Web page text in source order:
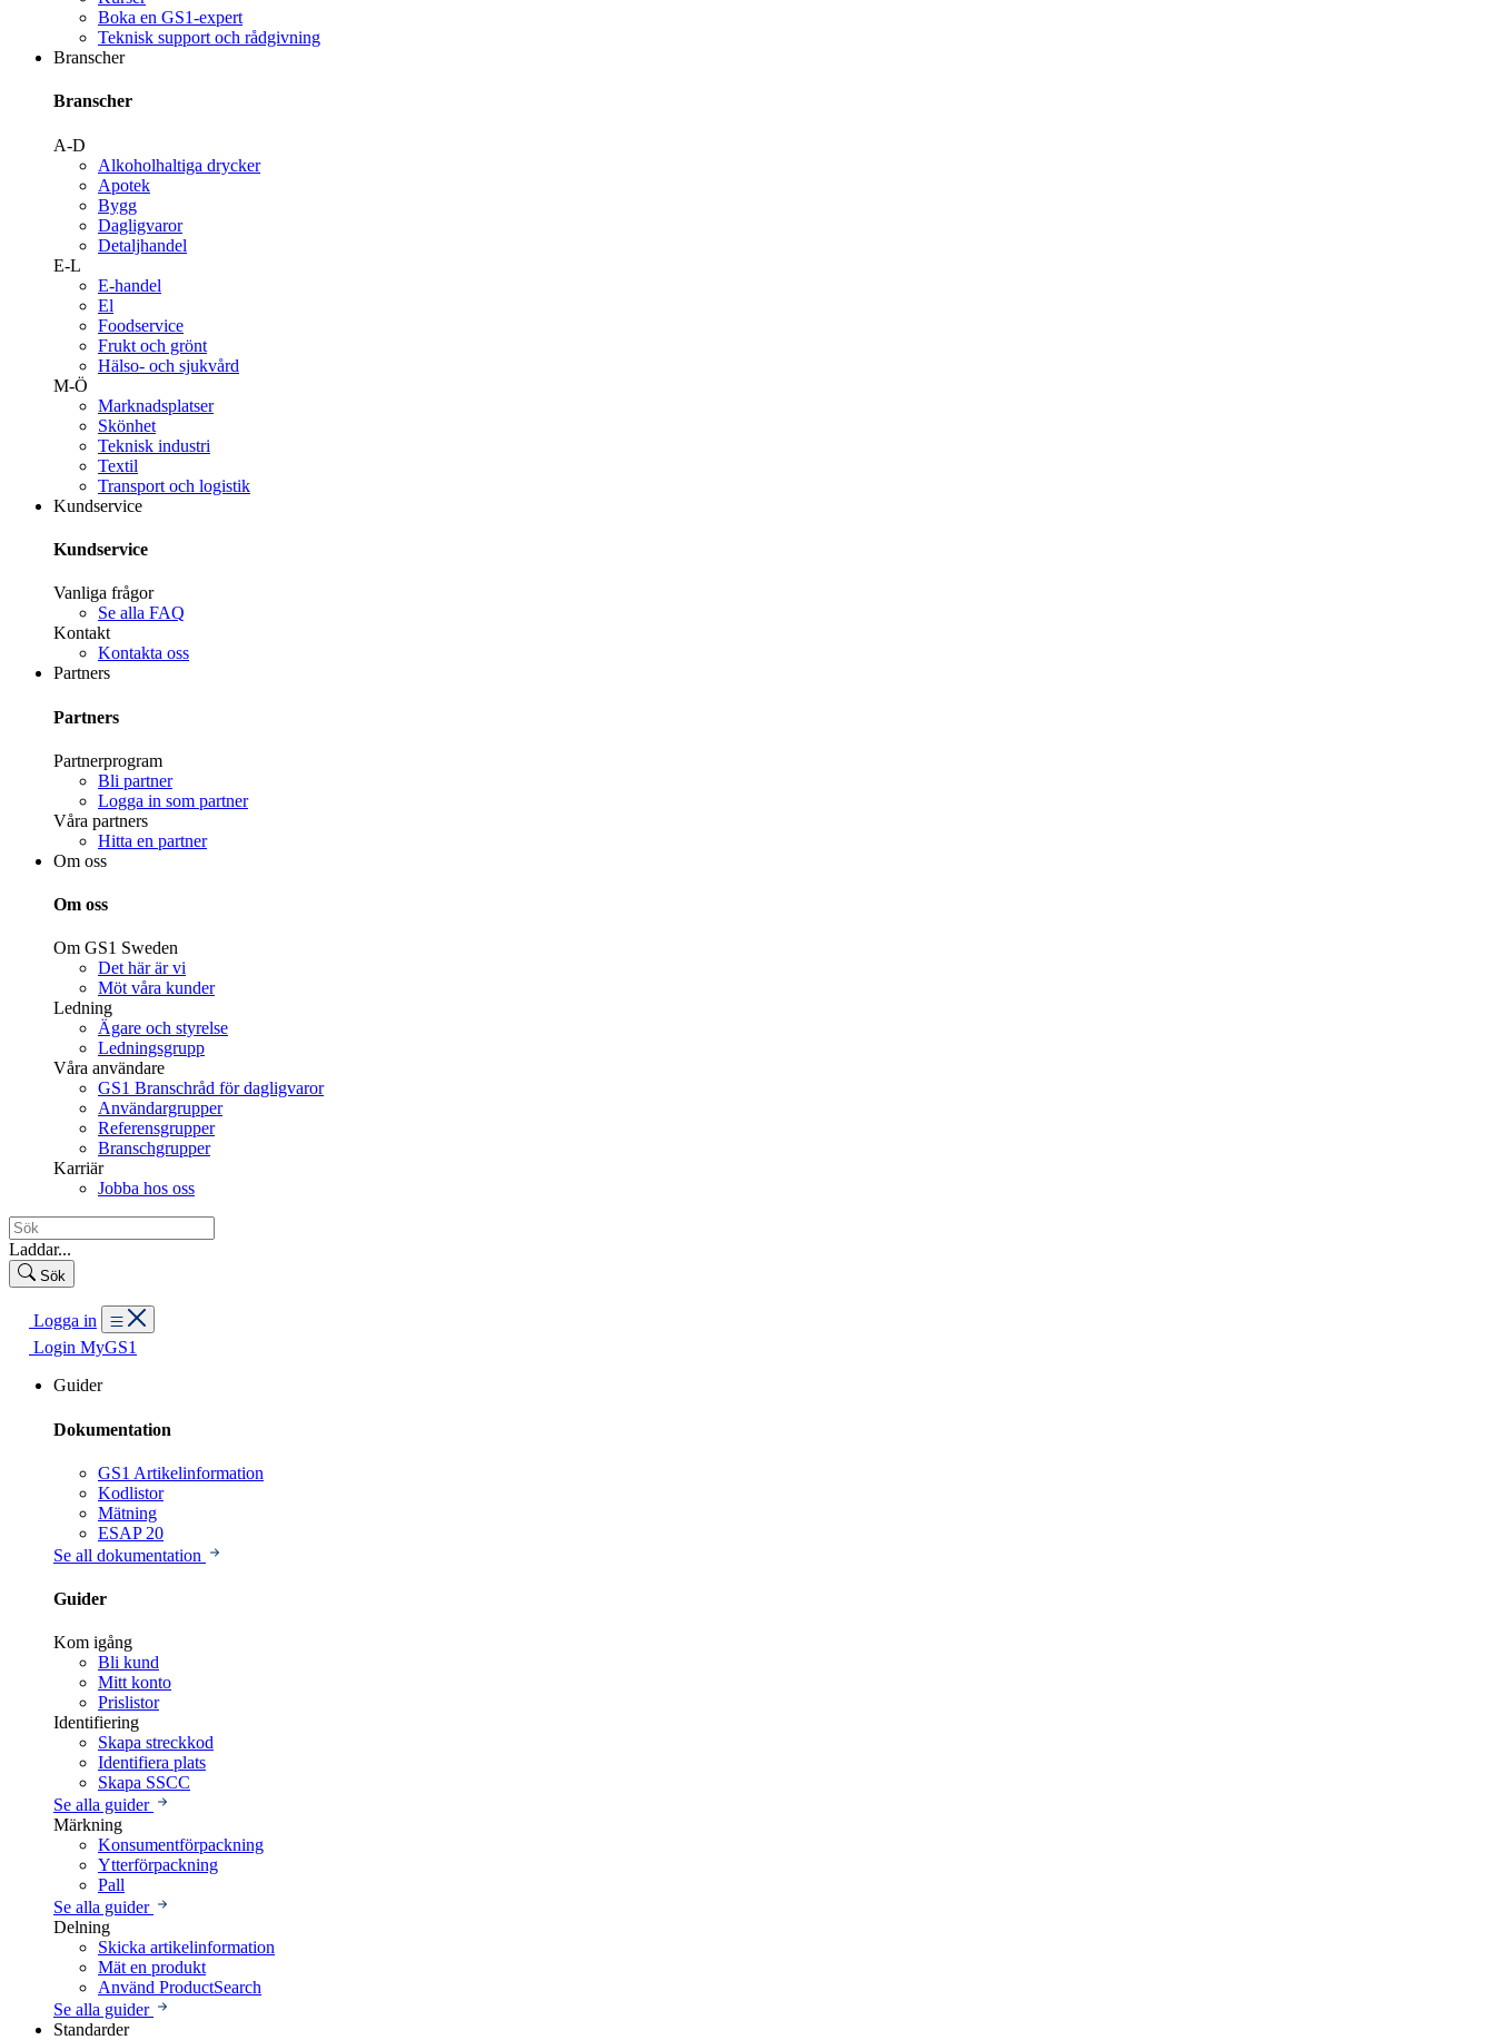
Boka en GS1-expert
Teknisk support och rådgivning
Branscher
Branscher
A-D
Alkoholhaltiga drycker
Apotek
Bygg
Dagligvaror
Detaljhandel
E-L
E-handel
El
Foodservice
Frukt och grönt
Hälso- och sjukvård
M-Ö
Marknadsplatser
Skönhet
Teknisk industri
Textil
Transport och logistik
Kundservice
Kundservice
Vanliga frågor
Se alla FAQ
Kontakt
Kontakta oss
Partners
Partners
Partnerprogram
Bli partner
Logga in som partner
Våra partners
Hitta en partner
Om oss
Om oss
Om GS1 Sweden
Det här är vi
Möt våra kunder
Ledning
Ägare och styrelse
Ledningsgrupp
Våra användare
GS1 Branschråd för dagligvaror
Användargrupper
Referensgrupper
Branschgrupper
Karriär
Jobba hos oss
Laddar...
Sök
Logga in
Login MyGS1
Guider
Dokumentation
GS1 Artikelinformation
Kodlistor
Mätning
ESAP 20
Se all dokumentation
Guider
Kom igång
Bli kund
Mitt konto
Prislistor
Identifiering
Skapa streckkod
Identifiera plats
Skapa SSCC
Se alla guider
Märkning
Konsumentförpackning
Ytterförpackning
Pall
Se alla guider
Delning
Skicka artikelinformation
Mät en produkt
Använd ProductSearch
Se alla guider
Standarder